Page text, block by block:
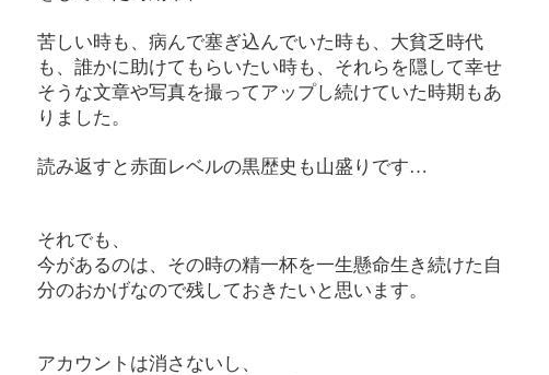
苦しい時も、病んで塞ぎ込んでいた時も、大貧乏時代
も、誰かに助けてもらいたい時も、それらを隠して幸せ
そうな文章や写真を撮ってアップし続けていた時期もあ
りました。
読み返すと赤面レベルの黒歴史も山盛りです…
それでも、
今があるのは、その時の精一杯を一生懸命生き続けた自
分のおかげなので残しておきたいと思います。
アカウントは消さないし、